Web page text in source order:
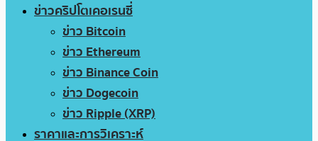
ข่าวคริปโตเคอเรนซี่
ข่าว Bitcoin
ข่าว Ethereum
ข่าว Binance Coin
ข่าว Dogecoin
ข่าว Ripple (XRP)
ราคาและการวิเคราะห์